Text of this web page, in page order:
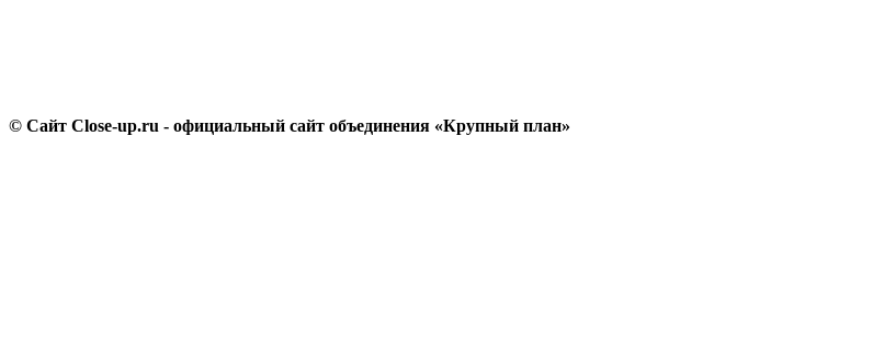
© Сайт Close-up.ru - официальный сайт объединения «Крупный план»